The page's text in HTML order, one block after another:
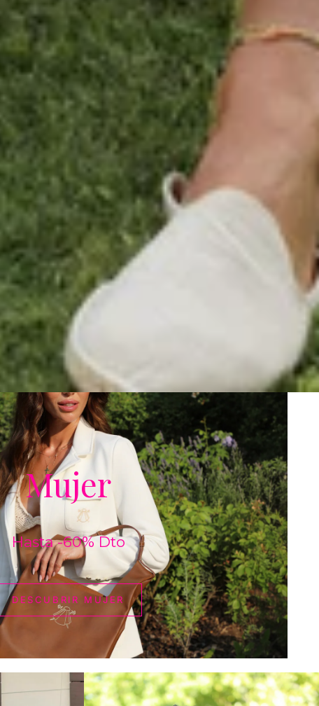
Mujer
Hasta -60% Dto
DESCUBRIR MUJER
DESCUBRIR
MUJER